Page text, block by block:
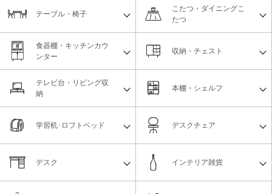
テーブル・椅子
こたつ・ダイニングこ
たつ
食器棚・キッチンカウ
ンター
収納・チェスト
テレビ台・リビング収
納
本棚・シェルフ
学習机･ロフトベッド デスクチェア
デスク インテリア雑貨